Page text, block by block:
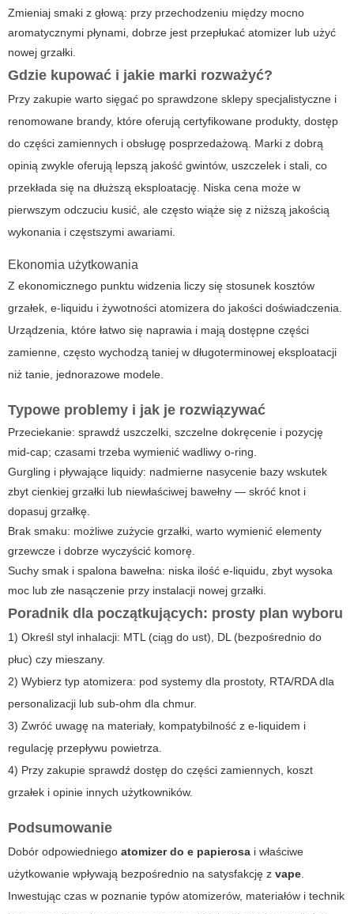
Zmieniaj smaki z głową: przy przechodzeniu między mocno
aromatycznymi płynami, dobrze jest przepłukać atomizer lub użyć
nowej grzałki.
Gdzie kupować i jakie marki rozważyć?
Przy zakupie warto sięgać po sprawdzone sklepy specjalistyczne i
renomowane brandy, które oferują certyfikowane produkty, dostęp
do części zamiennych i obsługę posprzedażową. Marki z dobrą
opinią zwykle oferują lepszą jakość gwintów, uszczelek i stali, co
przekłada się na dłuższą eksploatację. Niska cena może w
pierwszym odczuciu kusić, ale często wiąże się z niższą jakością
wykonania i częstszymi awariami.
Ekonomia użytkowania
Z ekonomicznego punktu widzenia liczy się stosunek kosztów
grzałek, e-liquidu i żywotności atomizera do jakości doświadczenia.
Urządzenia, które łatwo się naprawia i mają dostępne części
zamienne, często wychodzą taniej w długoterminowej eksploatacji
niż tanie, jednorazowe modele.
Typowe problemy i jak je rozwiązywać
Przeciekanie: sprawdź uszczelki, szczelne dokręcenie i pozycję
mid-cap; czasami trzeba wymienić wadliwy o-ring.
Gurgling i pływające liquidy: nadmierne nasycenie bazy wskutek
zbyt cienkiej grzałki lub niewłaściwej bawełny — skróć knot i
dopasuj grzałkę.
Brak smaku: możliwe zużycie grzałki, warto wymienić elementy
grzewcze i dobrze wyczyścić komorę.
Suchy smak i spalona bawełna: niska ilość e-liquidu, zbyt wysoka
moc lub złe nasączenie przy instalacji nowej grzałki.
Poradnik dla początkujących: prosty plan wyboru
1) Określ styl inhalacji: MTL (ciąg do ust), DL (bezpośrednio do
płuc) czy mieszany.
2) Wybierz typ atomizera: pod systemy dla prostoty, RTA/RDA dla
personalizacji lub sub-ohm dla chmur.
3) Zwróć uwagę na materiały, kompatybilność z e-liquidem i
regulację przepływu powietrza.
4) Przy zakupie sprawdź dostęp do części zamiennych, koszt
grzałek i opinie innych użytkowników.
Podsumowanie
Dobór odpowiedniego atomizer do e papierosa i właściwe
użytkowanie wpływają bezpośrednio na satysfakcję z vape
Inwestując czas w poznanie typów atomizerów, materiałów i technik